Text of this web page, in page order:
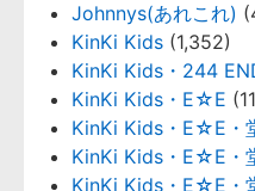
Johnnys(あれこれ)
KinKi Kids (1,352)
KinKi Kids・244
KinKi Kids・E☆E
KinKi Kids・E☆E・
KinKi Kids・E☆E・
KinKi Kids・E☆E・